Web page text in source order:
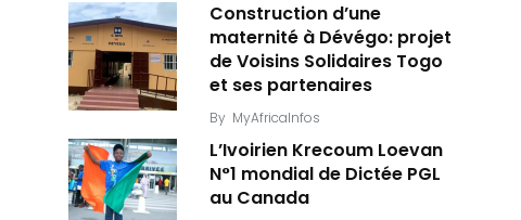
Construction d’une
maternité à Dévégo: projet
de Voisins Solidaires Togo
et ses partenaires
By MyAfricaInfos
L’Ivoirien Krecoum Loevan
N°1 mondial de Dictée PGL
au Canada